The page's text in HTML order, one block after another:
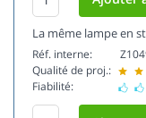
La même lampe en
Réf. interne:
Qualité de proj.:
Fiabilité: